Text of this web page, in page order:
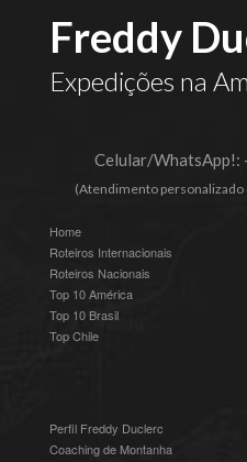
Freddy
Expedições na
Celular/WhatsApp!:
(Atendimento personalizado
Home
Roteiros Internacionais
Roteiros Nacionais
Top 10 América
Top 10 Brasil
Top Chile
Perfil Freddy Duclerc
Coaching de Montanha